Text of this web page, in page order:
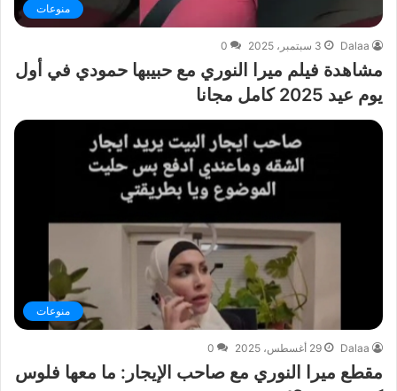
منوعات
Dalaa 3 سبتمبر، 2025 0
مشاهدة فيلم ميرا النوري مع حبيبها حمودي في أول
يوم عيد 2025 كامل مجانا
منوعات
Dalaa 29 أغسطس، 2025 0
مقطع ميرا النوري مع صاحب الإيجار: ما معها فلوس